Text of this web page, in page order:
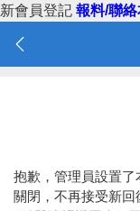
新會員登記 報料/聯
抱歉，管理員設置
關閉，不再接受新回